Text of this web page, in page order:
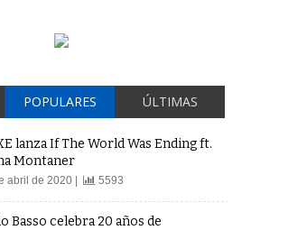
POPULARES ÚLTIMAS
lanza If The World Was Ending ft.
Montaner
abril de 2020 | 5593
Basso celebra 20 años de